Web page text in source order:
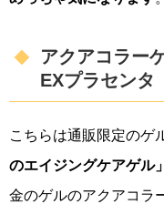
アクアコラー
EXプラセンタ
こちらは通販限定のゲ
のエイジングケアゲル
金のゲルのアクアコラ